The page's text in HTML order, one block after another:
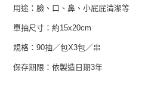
用途：臉、口、鼻、小屁屁清潔等
單抽尺寸：約15x20cm
規格：90抽／包X3包／串
保存期限：依製造日期3年